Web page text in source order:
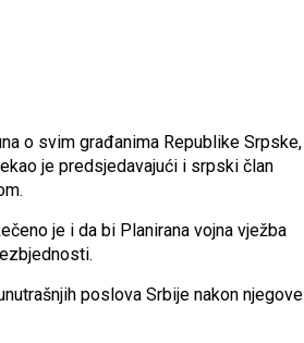
o svim građanima Republike Srpske,
je predsjedavajući i srpski član
je i da bi Planirana vojna vježba
poslova Srbije nakon njegove